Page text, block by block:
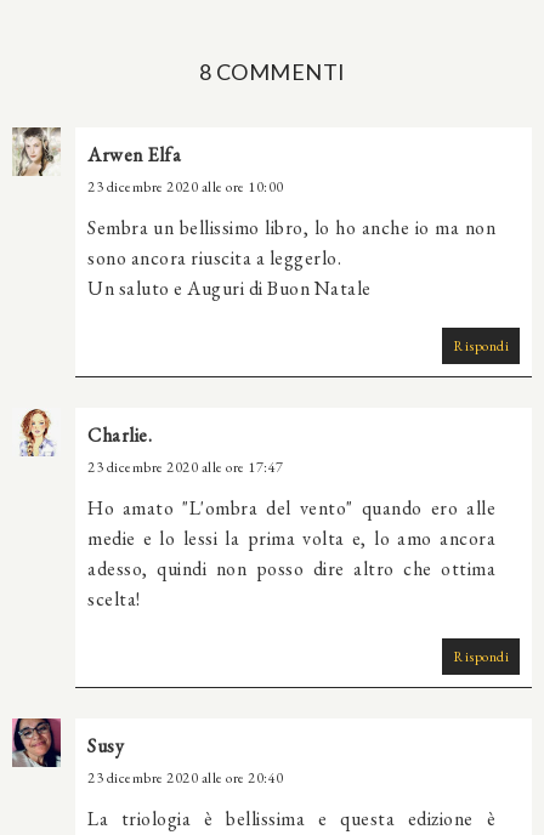
8 COMMENTI
Arwen Elfa
23 dicembre 2020 alle ore 10:00
Sembra un bellissimo libro, lo ho anche io ma non
sono ancora riuscita a leggerlo.
Un saluto e Auguri di Buon Natale
Rispondi
Charlie.
23 dicembre 2020 alle ore 17:47
Ho amato "L'ombra del vento" quando ero alle
medie e lo lessi la prima volta e, lo amo ancora
adesso, quindi non posso dire altro che ottima
scelta!
Rispondi
Susy
23 dicembre 2020 alle ore 20:40
La triologia è bellissima e questa edizione è